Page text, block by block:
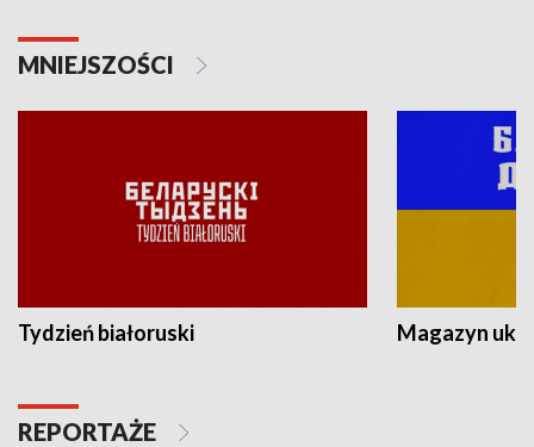
MNIEJSZOŚCI
Tydzień białoruski Magazyn
REPORTAŻE